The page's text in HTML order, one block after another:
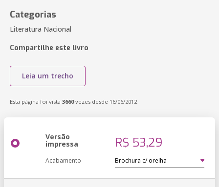
Categorias
Literatura Nacional
Compartilhe este livro
Leia um trecho
Esta página foi vista 3660vezes desde 16/06/2012
Versão
impressa R$ 53,29
Acabamento